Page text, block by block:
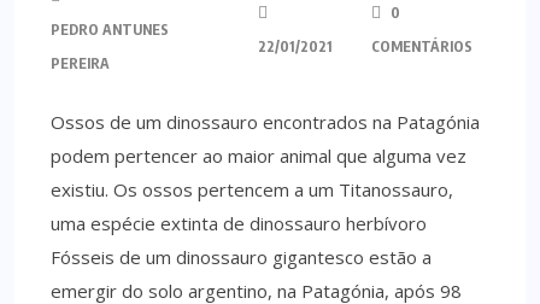
PEDRO ANTUNES
PEREIRA
22/01/2021
0
COMENTÁRIOS
Ossos de um dinossauro encontrados na Patagónia
podem pertencer ao maior animal que alguma vez
existiu. Os ossos pertencem a um Titanossauro,
uma espécie extinta de dinossauro herbívoro
Fósseis de um dinossauro gigantesco estão a
emergir do solo argentino, na Patagónia, após 98